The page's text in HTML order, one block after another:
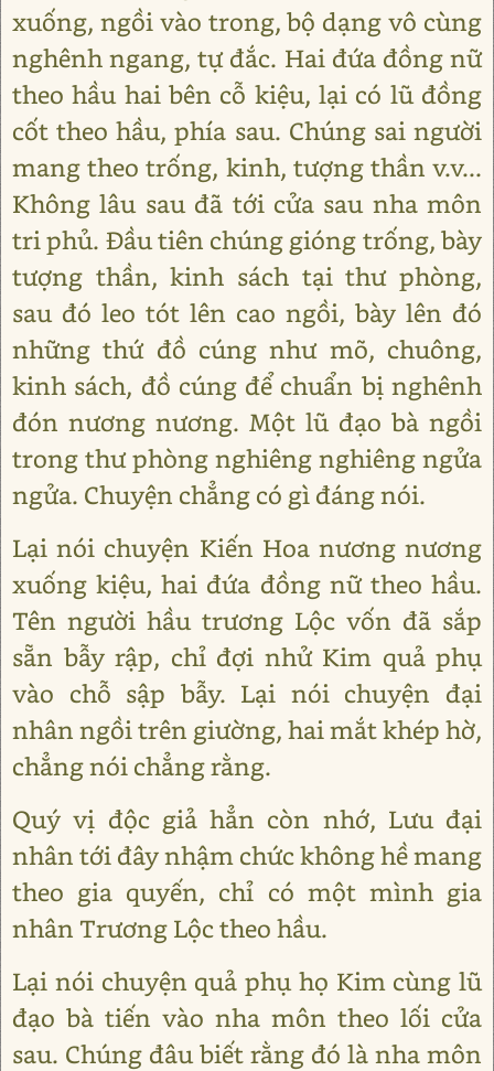
xuống, ngồi vào trong, bộ dạng vô cùng
nghênh ngang, tự đắc. Hai đứa đồng nữ
theo hầu hai bên cỗ kiệu, lại có lũ đồng
cốt theo hầu, phía sau. Chúng sai người
mang theo trống, kinh, tượng thần v.v...
Không lâu sau đã tới cửa sau nha môn
tri phủ. Đầu tiên chúng gióng trống, bày
tượng thần, kinh sách tại thư phòng,
sau đó leo tót lên cao ngồi, bày lên đó
những thứ đồ cúng như mõ, chuông,
kinh sách, đồ cúng để chuẩn bị nghênh
đón nương nương. Một lũ đạo bà ngồi
trong thư phòng nghiêng nghiêng ngửa
ngửa. Chuyện chẳng có gì đáng nói.
Lại nói chuyện Kiến Hoa nương nương
xuống kiệu, hai đứa đồng nữ theo hầu.
Tên người hầu trương Lộc vốn đã sắp
sẵn bẫy rập, chỉ đợi nhử Kim quả phụ
vào chỗ sập bẫy. Lại nói chuyện đại
nhân ngồi trên giường, hai mắt khép hờ,
chẳng nói chẳng rằng.
Quý vị độc giả hẳn còn nhớ, Lưu đại
nhân tới đây nhậm chức không hề mang
theo gia quyến, chỉ có một mình gia
nhân Trương Lộc theo hầu.
Lại nói chuyện quả phụ họ Kim cùng lũ
đạo bà tiến vào nha môn theo lối cửa
sau. Chúng đâu biết rằng đó là nha môn